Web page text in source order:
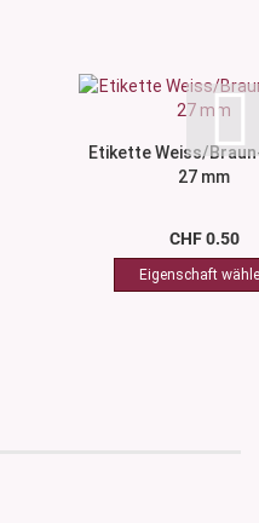
Etikette Weiss/
27 mm
CHF 0.50